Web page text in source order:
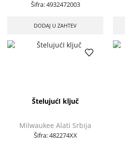
Šifra:4932472003
DODAJ U ZAHTEV
ŠtelujućI ključ
Milwaukee Alati Srbija
Šifra:482274XX